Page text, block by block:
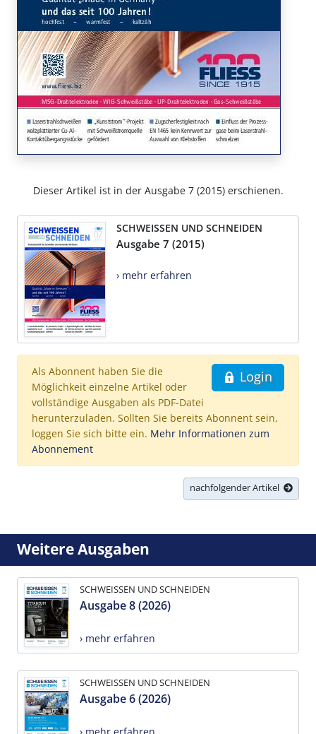
Dieser Artikel ist in der Ausgabe 7 (2015) erschienen.
SCHWEISSEN UND SCHNEIDEN
Ausgabe 7 (2015)
› mehr erfahren
Login
Als Abonnent haben Sie die
Möglichkeit einzelne Artikel oder
vollständige Ausgaben als PDF-Datei
herunterzuladen. Sollten Sie bereits Abonnent sein,
loggen Sie sich bitte ein. Mehr Informationen zum
Abonnement
nachfolgender Artikel
Weitere Ausgaben
SCHWEISSEN UND SCHNEIDEN
Ausgabe 8 (2026)
› mehr erfahren
SCHWEISSEN UND SCHNEIDEN
Ausgabe 6 (2026)
› mehr erfahren